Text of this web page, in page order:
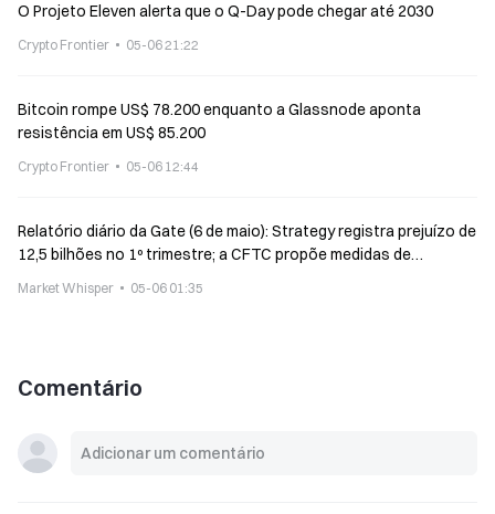
O Projeto Eleven alerta que o Q-Day pode chegar até 2030
Crypto Frontier 05-06 21:22
Bitcoin rompe US$ 78.200 enquanto a Glassnode aponta
resistência em US$ 85.200
Crypto Frontier 05-06 12:44
Relatório diário da Gate (6 de maio): Strategy registra prejuízo de
12,5 bilhões no 1º trimestre; a CFTC propõe medidas de
Market Whisper 05-06 01:35
Comentário